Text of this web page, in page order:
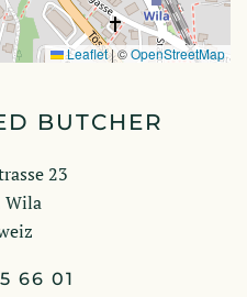
Leaflet|©OpenStreetMap
BUTCHER
23
Wila
66 01